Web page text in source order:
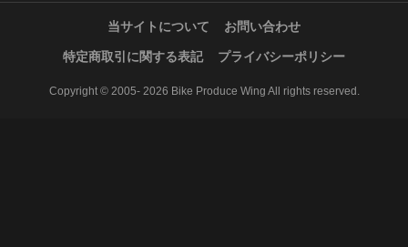
当サイトについて お問い合わせ
特定商取引に関する表記 プライバシーポリシー
Copyright © 2005- 2026 Bike Produce Wing All rights reserved.